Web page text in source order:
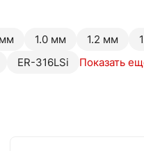
1.0 мм 1.2 мм
ER-316LSi Показать